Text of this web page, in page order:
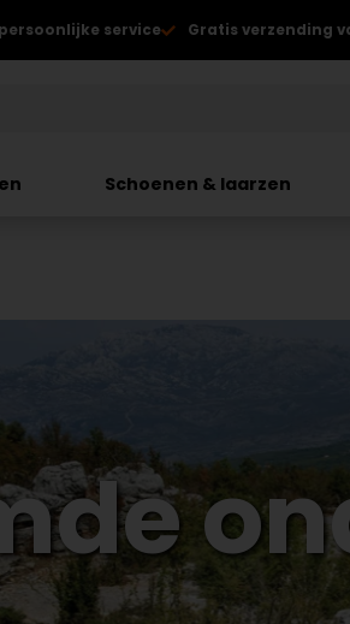
service Gratis verzending
Schoenen & laarzen